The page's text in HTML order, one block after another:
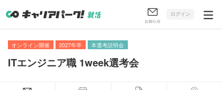
お知らせ
ログイン
オンライン開催 2027年卒 本選考説明会
ITエンジニア職 1week選考会